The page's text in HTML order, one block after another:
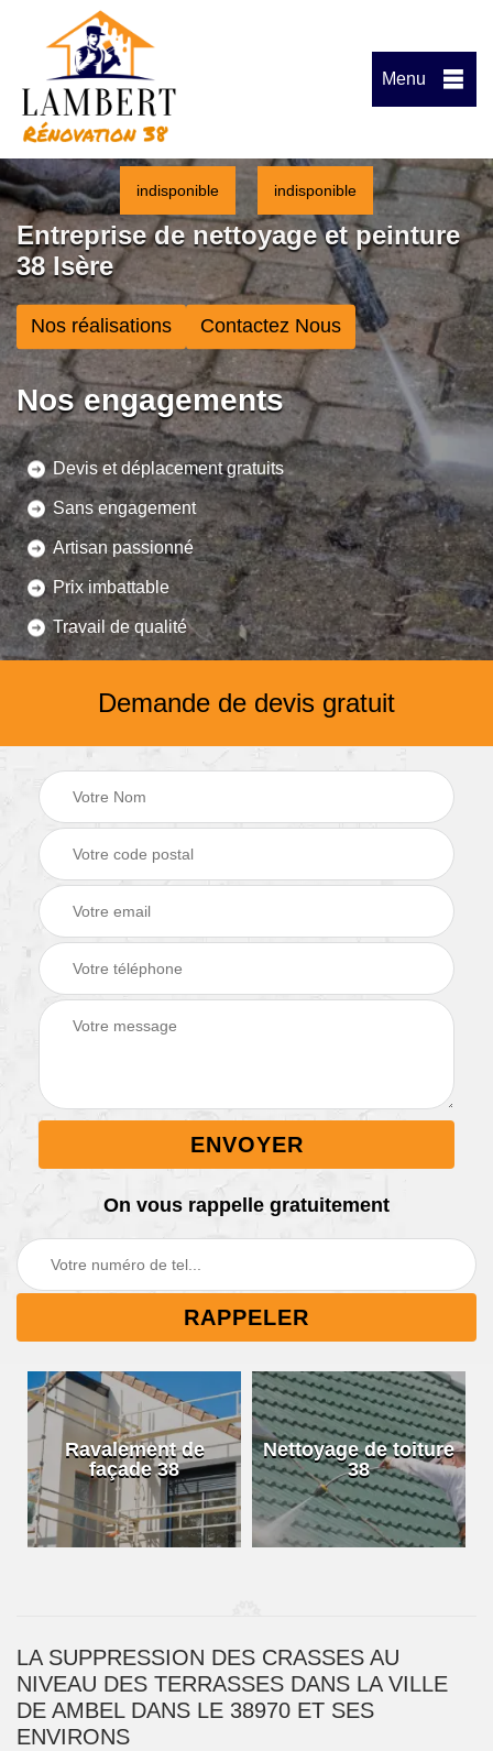
Menu
indisponible indisponible
Entreprise de nettoyage et peinture
38 Isère
Nos réalisations Contactez Nous
Nos engagements
Devis et déplacement gratuits
Sans engagement
Artisan passionné
Prix imbattable
Travail de qualité
Demande de devis gratuit
On vous rappelle gratuitement
Ravalement de
façade 38
Nettoyage de toiture
38
LA SUPPRESSION DES CRASSES AU
NIVEAU DES TERRASSES DANS LA VILLE
DE AMBEL DANS LE 38970 ET SES
ENVIRONS